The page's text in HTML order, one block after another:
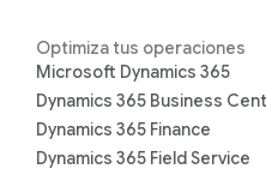
Optimiza tus operaciones
Microsoft Dynamics 365
Dynamics 365 Business
Dynamics 365 Finance
Dynamics 365 Field Service